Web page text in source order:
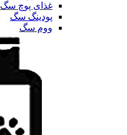
غذای پوچ سگ
پودینگ سگ
ووم سگ